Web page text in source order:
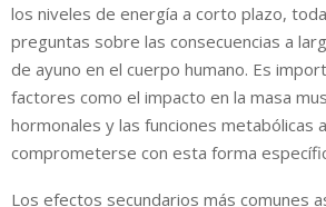
los niveles de energía a corto plazo,
preguntas sobre las consecuencias a
de ayuno en el cuerpo humano. Es
factores como el impacto en la masa
hormonales y las funciones metabólicas
comprometerse con esta forma
Los efectos secundarios más comunes